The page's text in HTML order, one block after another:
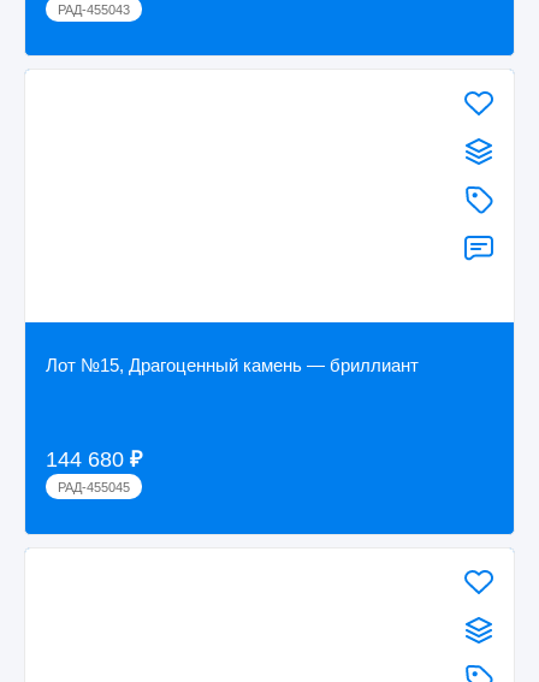
РАД-455043
Лот №15, Драгоценный камень — бриллиант
144 680 ₽
РАД-455045